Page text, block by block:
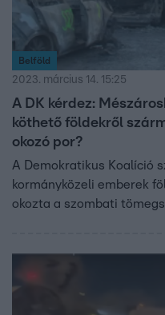
Belföld
2023. március 14. 15:25
A DK kérdez:
köthető földekről
okozó por?
A Demokratikus Koalíció
kormányközeli emberek
okozta a szombati